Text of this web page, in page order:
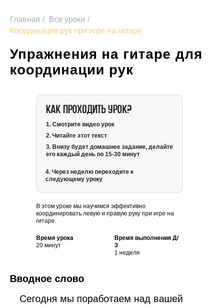
Главная / Все уроки /
Координация рук при игре на гитаре
Упражнения на гитаре для
координации рук
Как проходить урок?
Время выполнения Д/
З
1 неделя
Время урока
20 минут
В этом уроке мы научимся эффективно
координировать левую и правую руку при игре на
гитаре.
4. Через неделю переходите к
следующему уроку
3. Внизу будет домашнее задание, делайте
его каждый день по 15-30 минут
2. Читайте этот текст
1. Смотрите видео урок
Вводное слово
Сегодня мы поработаем над вашей